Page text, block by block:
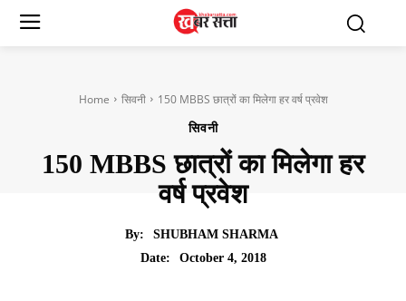
Home सिवनी 150 MBBS छात्रों का मिलेगा हर वर्ष प्रवेश
सिवनी
150 MBBS छात्रों का मिलेगा हर
वर्ष प्रवेश
By:
SHUBHAM SHARMA
Date:
October 4, 2018